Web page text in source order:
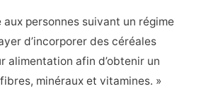
aux personnes suivant un régime
d’incorporer des céréales
alimentation afin d’obtenir un
minéraux et vitamines. »